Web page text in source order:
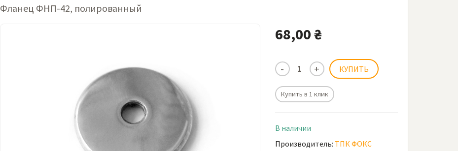
Фланец ФНП-42, полированный
68,00 ₴
Купить в 1 клик
В наличии
Производитель: ТПК ФОКС